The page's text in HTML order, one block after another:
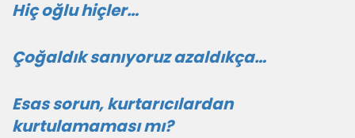
Hiç oğlu hiçler…
Çoğaldık sanıyoruz azaldıkça…
Esas sorun, kurtarıcılardan
kurtulamaması mı?